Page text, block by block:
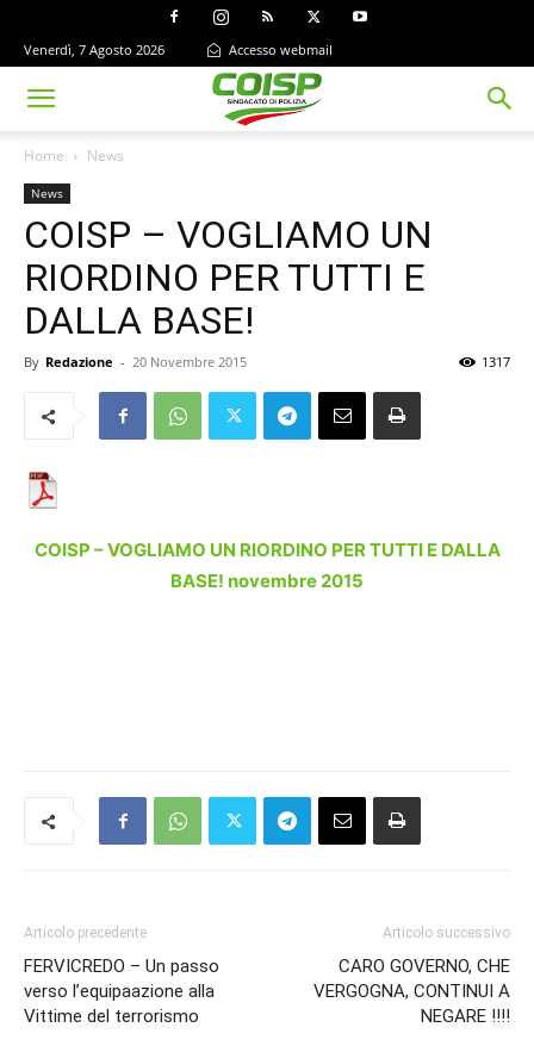
Venerdì, 7 Agosto 2026 Accesso webmail
Home News
News
COISP – VOGLIAMO UN
RIORDINO PER TUTTI E
DALLA BASE!
By Redazione - 20 Novembre 2015 1317
COISP – VOGLIAMO UN RIORDINO PER TUTTI E DALLA
BASE! novembre 2015
Articolo precedente
FERVICREDO – Un passo
verso l’equipaazione alla
Vittime del terrorismo
Articolo successivo
CARO GOVERNO, CHE
VERGOGNA, CONTINUI A
NEGARE !!!!